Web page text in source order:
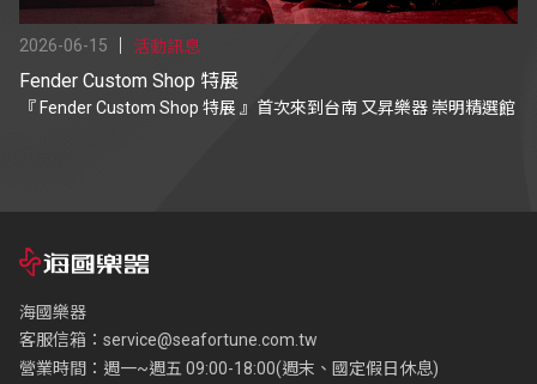
2026-06-15 活動訊息
Fender Custom Shop 特展
『 Fender Custom Shop 特展 』首次來到台南 又昇樂器 崇明精選館
海國樂器
客服信箱： service@seafortune.com.tw
營業時間：週一~週五 09:00-18:00(週末、國定假日休息)